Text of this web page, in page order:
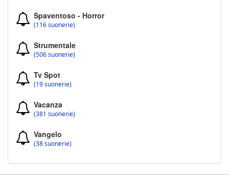
Spaventoso - Horror
(116 suonerie)
Strumentale
(506 suonerie)
Tv Spot
(19 suonerie)
Vacanza
(381 suonerie)
Vangelo
(38 suonerie)